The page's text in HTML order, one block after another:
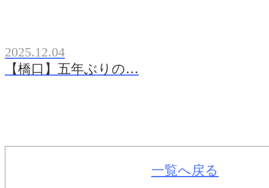
2025.12.04
【橋口】五年ぶりの…
一覧へ戻る